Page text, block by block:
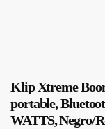
Klip Xtreme
portable,
WATTS, Negro/